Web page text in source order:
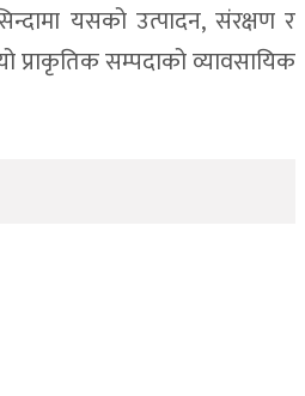
यसको उत्पादन, संरक्षण र
प्राकृतिक सम्पदाको व्यावसायिक